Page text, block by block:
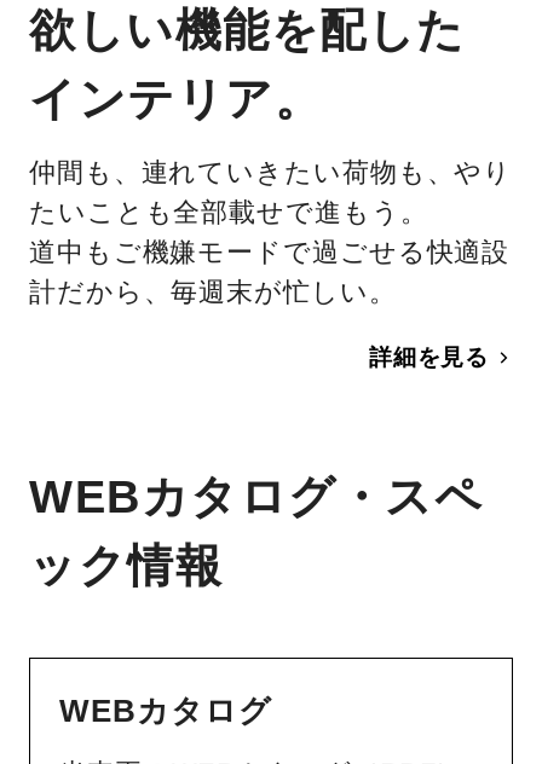
欲しい機能を配した
インテリア。
仲間も、連れていきたい荷物も、やり
たいことも全部載せで進もう。
道中もご機嫌モードで過ごせる快適設
計だから、毎週末が忙しい。
詳細を見る
WEBカタログ・スペ
ック情報
WEBカタログ